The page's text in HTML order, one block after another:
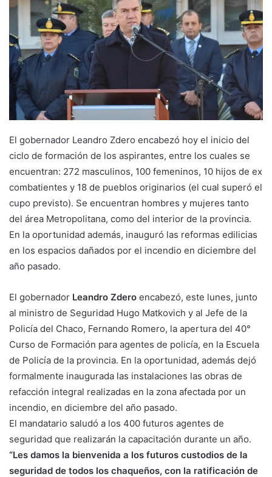
El gobernador Leandro Zdero encabezó hoy el inicio del
ciclo de formación de los aspirantes, entre los cuales se
encuentran: 272 masculinos, 100 femeninos, 10 hijos de ex
combatientes y 18 de pueblos originarios (el cual superó el
cupo previsto). Se encuentran hombres y mujeres tanto
del área Metropolitana, como del interior de la provincia.
En la oportunidad además, inauguró las reformas edilicias
en los espacios dañados por el incendio en diciembre del
año pasado.
El gobernador Leandro Zdero encabezó, este lunes, junto
al ministro de Seguridad Hugo Matkovich y al Jefe de la
Policía del Chaco, Fernando Romero, la apertura del 40°
Curso de Formación para agentes de policía, en la Escuela
de Policía de la provincia. En la oportunidad, además dejó
formalmente inaugurada las instalaciones las obras de
refacción integral realizadas en la zona afectada por un
incendio, en diciembre del año pasado.
El mandatario saludó a los 400 futuros agentes de
seguridad que realizarán la capacitación durante un año.
“Les damos la bienvenida a los futuros custodios de la
seguridad de todos los chaqueños, con la ratificación de